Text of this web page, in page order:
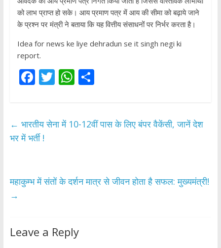
को लाभ प्राप्त हो सके। आय प्रमाण पत्र में आय की सीमा को बढ़ाये जाने
के प्रश्न पर मंत्री ने बताया कि यह वित्तीय संसाधनों पर निर्भर करता है।
Idea for news ke liye dehradun se it singh negi ki
report.
F
b
o
k
T
er
W
s
p
S
e
← भारतीय सेना में 10-12वीं पास के लिए बंपर वैकेंसी, जानें देश
भर में भर्ती !
महाकुम्भ में संतों के दर्शन मात्र से जीवन होता है सफल: मुख्यमंत्री!
→
Leave a Reply